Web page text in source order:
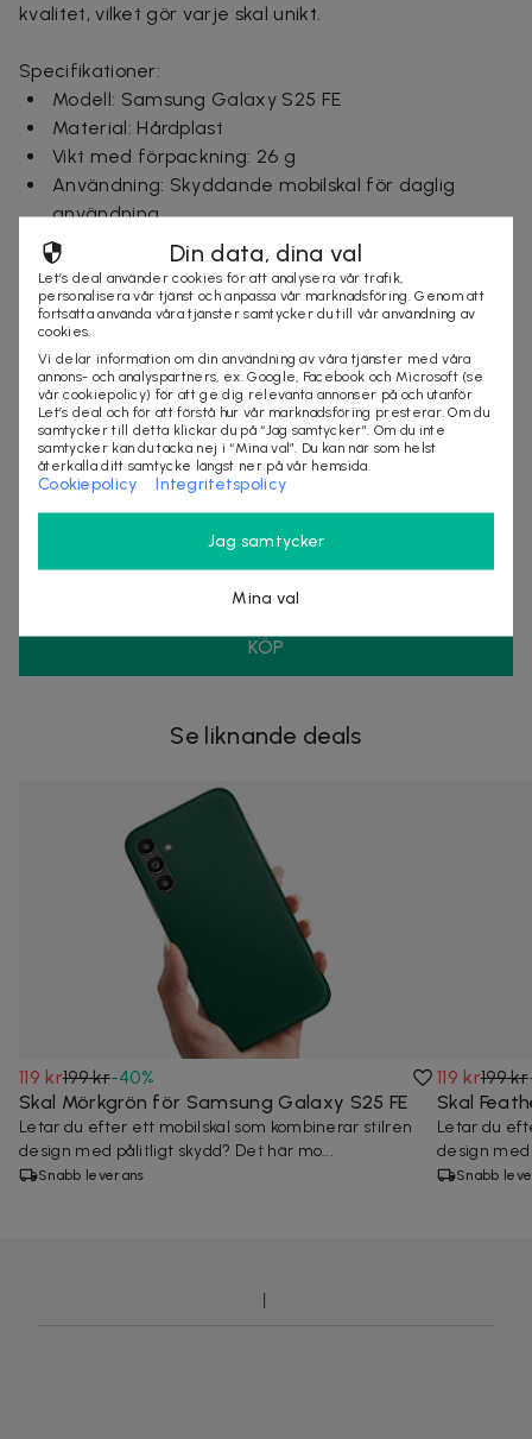
kvalitet, vilket gör varje skal unikt.
Specifikationer:
Modell: Samsung Galaxy S25 FE
Material: Hårdplast
Vikt med förpackning: 26 g
Användning: Skyddande mobilskal för daglig
användning
Ursprungsland: Sverige
Garanti: Standardgaranti för fabrikationsfel
Ingår i paketet:
1 st mobilskal
Leveranstid: 1-3 arbetsdagar
Säljes av
:556905-5238
KÖP
Se liknande deals
119 kr199 kr-40%
Skal Mörkgrön för Samsung Galaxy S25 FE
Letar du efter ett mobilskal som kombinerar stilren
design med pålitligt skydd? Det här mo...
Snabb leverans
119 kr199 kr
Skal
Letar du
design
Snabb
Din data, dina val
Let’s deal använder cookies för att analysera vår trafik,
personalisera vår tjänst och anpassa vår marknadsföring. Genom att
fortsätta använda våra tjänster samtycker du till vår användning av
cookies.
Vi delar information om din användning av våra tjänster med våra
annons- och analyspartners, ex. Google, Facebook och Microsoft (se
vår cookiepolicy) för att ge dig relevanta annonser på och utanför
Let’s deal och för att förstå hur vår marknadsföring presterar. Om du
samtycker till detta klickar du på “Jag samtycker”. Om du inte
samtycker kan du tacka nej i “Mina val”. Du kan när som helst
återkalla ditt samtycke längst ner på vår hemsida.
Cookiepolicy Integritetspolicy
Jag samtycker
Mina val